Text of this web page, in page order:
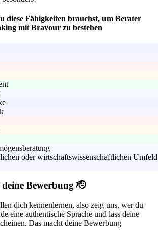
diese Fähigkeiten brauchst, um Berater
mit Bravour zu bestehen
oder wirtschaftswissenschaftlichen Umfeld
Bewerbung 🫡
dich kennenlernen, also zeig uns, wer du
eine authentische Sprache und lass deine
Das macht deine Bewerbung